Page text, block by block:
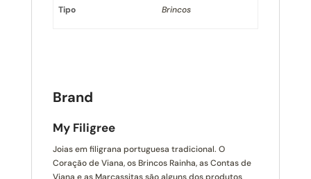
Tipo Brincos
Brand
My Filigree
Joias em filigrana portuguesa tradicional. O
Coração de Viana, os Brincos Rainha, as Contas de
Viana e as Marcassitas são alguns dos produtos